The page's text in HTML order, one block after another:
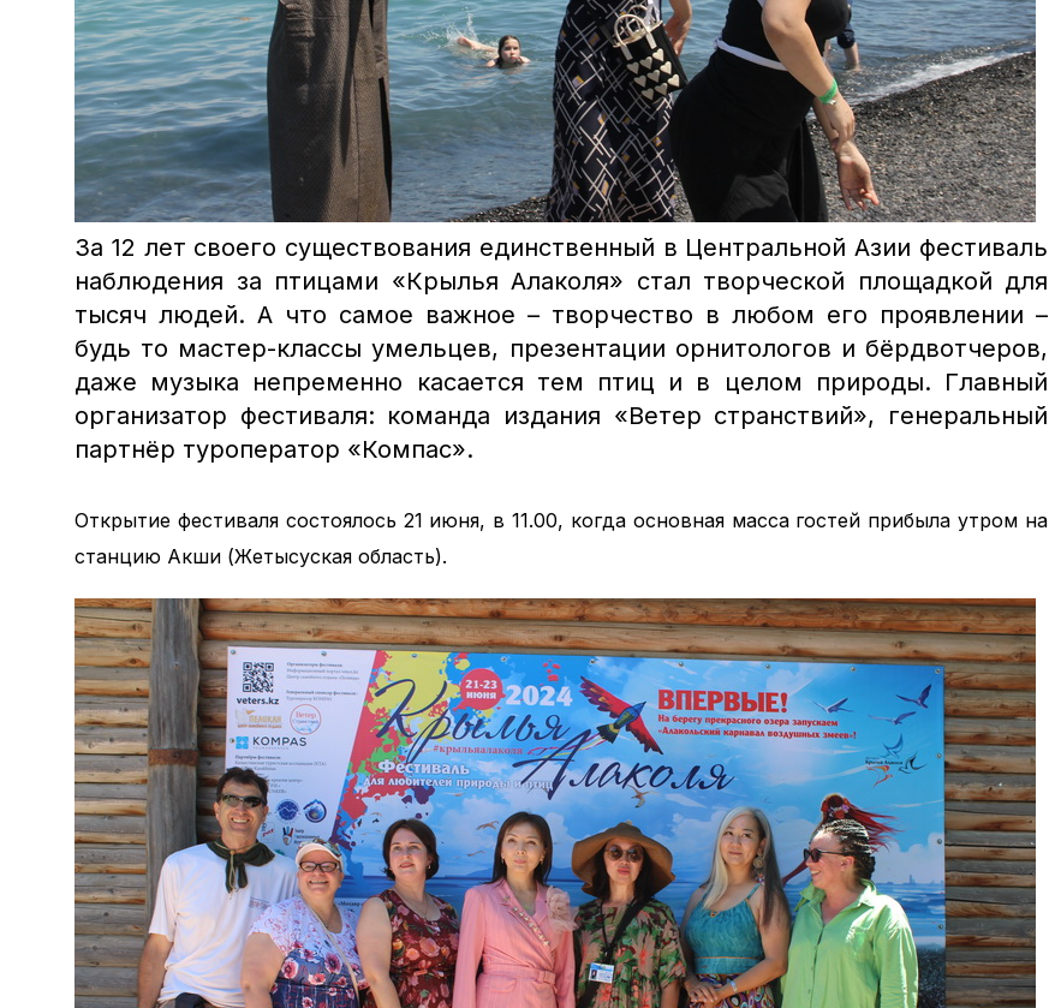
За 12 лет своего существования единственный в Центральной Азии фестиваль
наблюдения за птицами «Крылья Алаколя» стал творческой площадкой для
тысяч людей. А что самое важное – творчество в любом его проявлении –
будь то мастер-классы умельцев, презентации орнитологов и бёрдвотчеров,
даже музыка непременно касается тем птиц и в целом природы. Главный
организатор фестиваля: команда издания «Ветер странствий», генеральный
партнёр туроператор «Компас».
Открытие фестиваля состоялось 21 июня, в 11.00, когда основная масса гостей прибыла утром на
станцию Акши (Жетысуская область).